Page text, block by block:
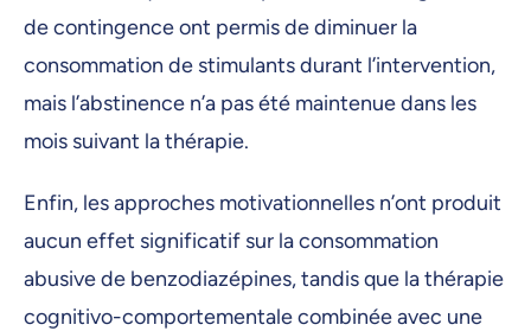
de contingence ont permis de diminuer la
consommation de stimulants durant l’intervention,
mais l’abstinence n’a pas été maintenue dans les
mois suivant la thérapie.
Enfin, les approches motivationnelles n’ont produit
aucun effet significatif sur la consommation
abusive de benzodiazépines, tandis que la thérapie
cognitivo-comportementale combinée avec une